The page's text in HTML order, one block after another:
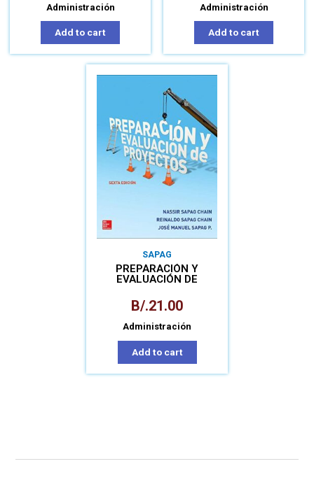
Administración
Add to cart
Administración
Add to cart
SAPAG
PREPARACIÓN Y
EVALUACIÓN DE
B/.21.00
Administración
Add to cart